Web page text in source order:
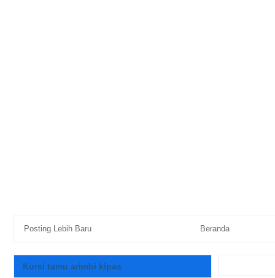
Posting Lebih Baru Beranda
Kursi tamu arimbi kipas